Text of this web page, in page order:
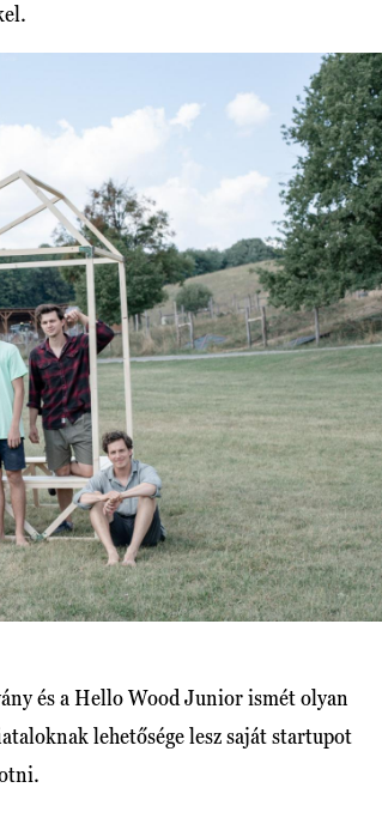
és a Hello Wood Junior ismét olyan
lehetősége lesz saját startupot